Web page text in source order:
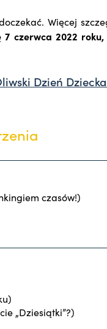
Więcej
7 czerwca 2022
Dzień
czasów!)
„Dziesiątki”?)